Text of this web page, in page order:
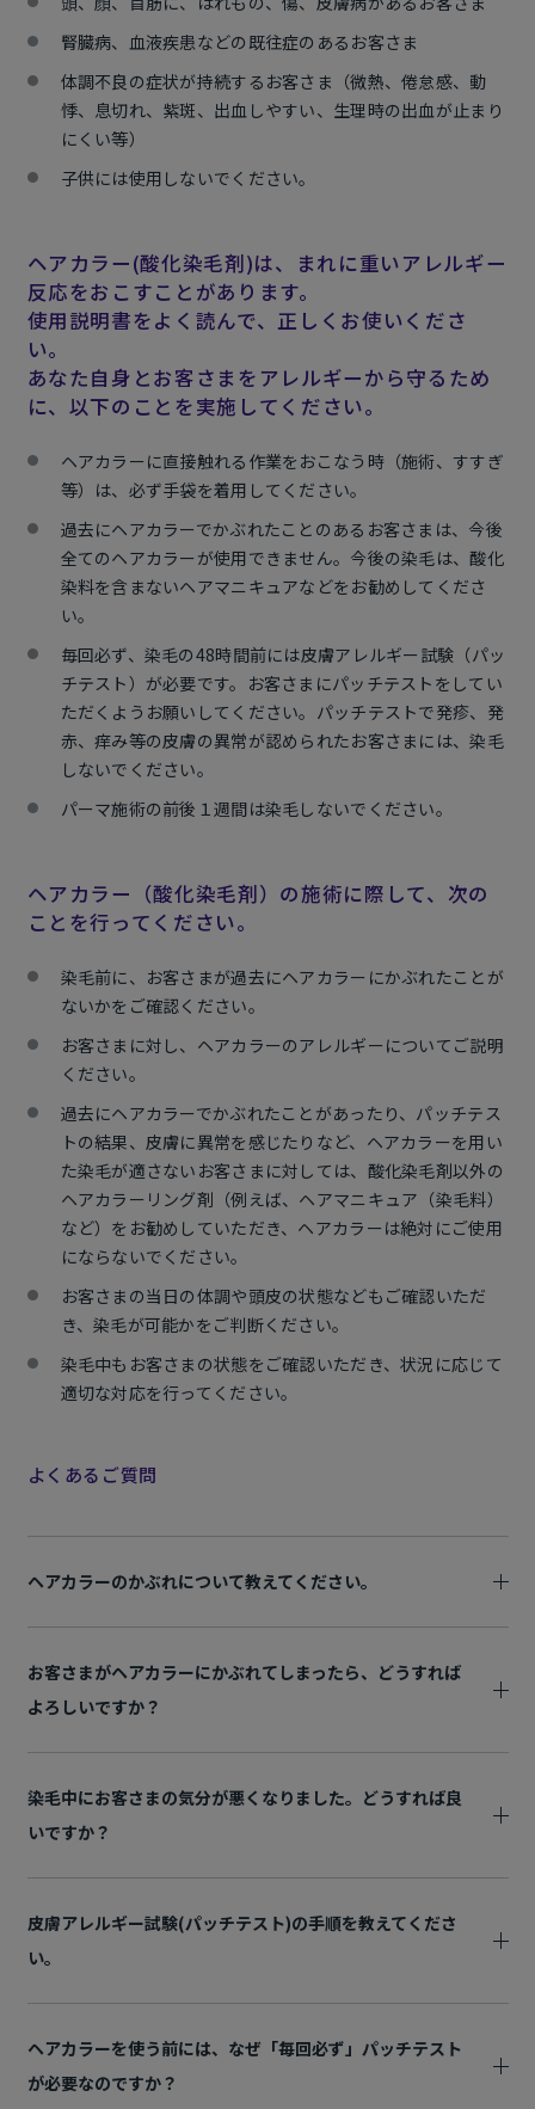
腎臓病、血液疾患などの既往症のあるお客さま
体調不良の症状が持続するお客さま（微熱、倦怠感、動
悸、息切れ、紫斑、出血しやすい、生理時の出血が止まり
にくい等）
子供には使用しないでください。
ヘアカラー(酸化染毛剤)は、まれに重いアレルギー
反応をおこすことがあります。
使用説明書をよく読んで、正しくお使いくださ
い。
あなた自身とお客さまをアレルギーから守るため
に、以下のことを実施してください。
ヘアカラーに直接触れる作業をおこなう時（施術、すすぎ
等）は、必ず手袋を着用してください。
過去にヘアカラーでかぶれたことのあるお客さまは、今後
全てのヘアカラーが使用できません。今後の染毛は、酸化
染料を含まないヘアマニキュアなどをお勧めしてくださ
い。
毎回必ず、染毛の48時間前には皮膚アレルギー試験（パッ
チテスト）が必要です。お客さまにパッチテストをしてい
ただくようお願いしてください。パッチテストで発疹、発
赤、痒み等の皮膚の異常が認められたお客さまには、染毛
しないでください。
パーマ施術の前後１週間は染毛しないでください。
ヘアカラー（酸化染毛剤）の施術に際して、次の
ことを行ってください。
染毛前に、お客さまが過去にヘアカラーにかぶれたことが
ないかをご確認ください。
お客さまに対し、ヘアカラーのアレルギーについてご説明
ください。
過去にヘアカラーでかぶれたことがあったり、パッチテス
トの結果、皮膚に異常を感じたりなど、ヘアカラーを用い
た染毛が適さないお客さまに対しては、酸化染毛剤以外の
ヘアカラーリング剤（例えば、ヘアマニキュア（染毛料）
など）をお勧めしていただき、ヘアカラーは絶対にご使用
にならないでください。
お客さまの当日の体調や頭皮の状態などもご確認いただ
き、染毛が可能かをご判断ください。
染毛中もお客さまの状態をご確認いただき、状況に応じて
適切な対応を行ってください。
よくあるご質問
ヘアカラーのかぶれについて教えてください。
お客さまがヘアカラーにかぶれてしまったら、どうすれば
よろしいですか？
染毛中にお客さまの気分が悪くなりました。どうすれば良
いですか？
皮膚アレルギー試験(パッチテスト)の手順を教えてくださ
い。
ヘアカラーを使う前には、なぜ「毎回必ず」パッチテスト
が必要なのですか？